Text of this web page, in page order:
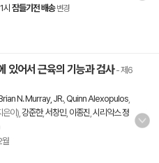
시 잠들기전 배송 변경
있어서 근육의 기능과 검사- 제6
N. Murray, JR., Quinn Alexopulos
이), 강준한,서창민, 이종진 시리악스 정